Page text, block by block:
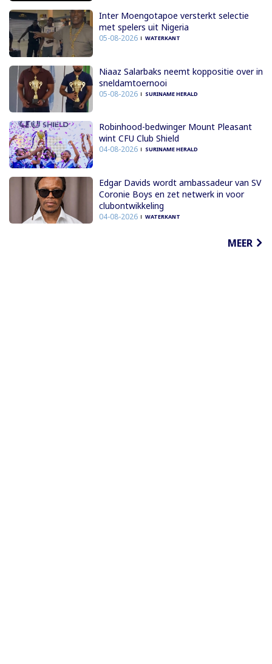
Inter Moengotapoe versterkt selectie
met spelers uit Nigeria
05-08-2026 WATERKANT
Niaaz Salarbaks neemt koppositie over in
sneldamtoernooi
05-08-2026 SURINAME HERALD
Robinhood-bedwinger Mount Pleasant
wint CFU Club Shield
04-08-2026 SURINAME HERALD
Edgar Davids wordt ambassadeur van SV
Coronie Boys en zet netwerk in voor
clubontwikkeling
04-08-2026 WATERKANT
MEER